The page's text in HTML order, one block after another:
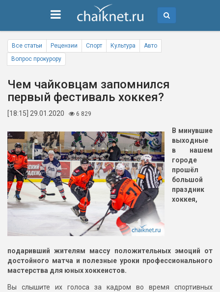
Все статьи Рецензии Спорт Культура
Авто
Вопрос прокурору
Чем чайковцам запомнился
первый фестиваль хоккея?
[18:15] 29.01.2020 6 829
В минувшие
выходные
в нашем
городе
прошёл
большой
праздник
хоккея,
подаривший жителям массу положительных эмоций от
достойного матча и полезные уроки профессионального
мастерства для юных хоккеистов.
Вы слышите их голоса за кадром во время спортивных